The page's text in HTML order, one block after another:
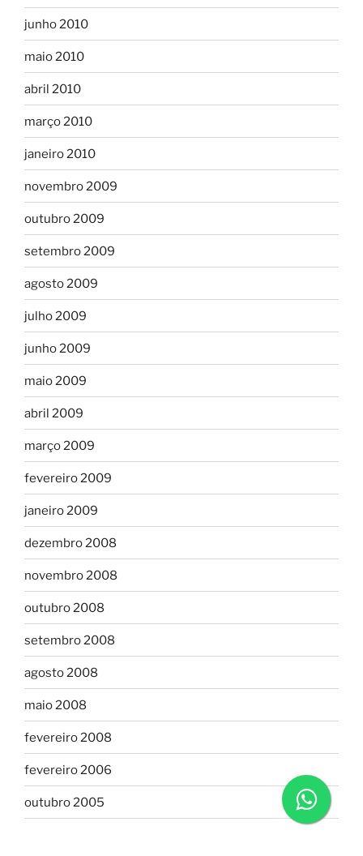
junho 2010
maio 2010
abril 2010
março 2010
janeiro 2010
novembro 2009
outubro 2009
setembro 2009
agosto 2009
julho 2009
junho 2009
maio 2009
abril 2009
março 2009
fevereiro 2009
janeiro 2009
dezembro 2008
novembro 2008
outubro 2008
setembro 2008
agosto 2008
maio 2008
fevereiro 2008
fevereiro 2006
outubro 2005